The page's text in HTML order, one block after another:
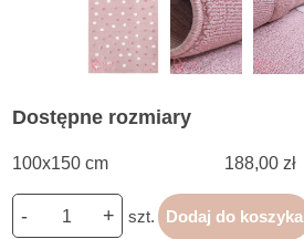
Dostępne rozmiary
100x150 cm 188,00 zł
- + szt. Dodaj do koszyka